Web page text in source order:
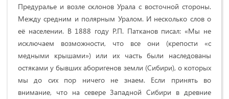
Предуралье и возле склонов Урала с восточной стороны.
Между средним и полярным Уралом. И несколько слов о
её населении. В 1888 году Р.П. Патканов писал: «Мы не
исключаем возможности, что все они (крепости «с
медными крышами») или их часть были наследованы
остяками у бывших аборигенов земли (Сибири), о которых
мы до сих пор ничего не знаем. Если принять во
внимание, что на севере Западной Сибири в древние